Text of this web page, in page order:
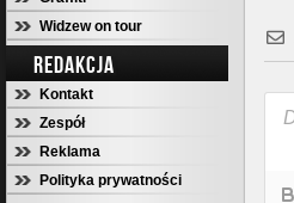
Widzew on tour
REDAKCJA
Kontakt
Zespół
Reklama
Polityka prywatności